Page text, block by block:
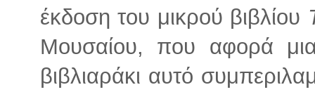
έκδοση του μικρού βιβλίου
Μουσαίου, που αφορά
βιβλιαράκι αυτό